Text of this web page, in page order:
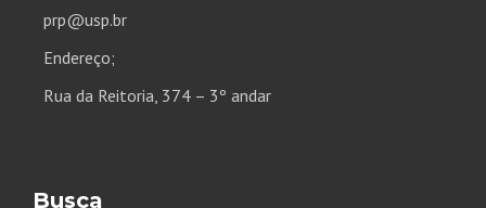
prp@usp.br
Endereço;
Rua da Reitoria, 374 – 3º andar
Busca